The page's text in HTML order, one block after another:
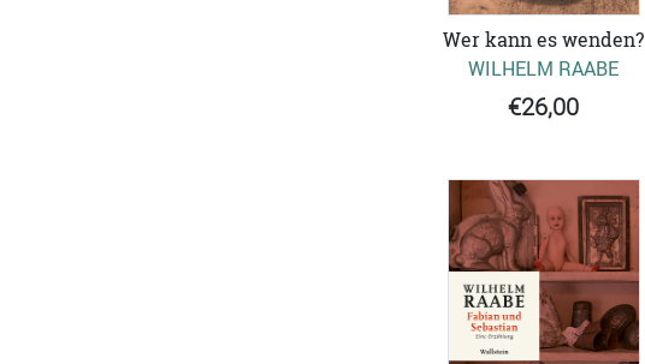
Wer kann es wenden?
WILHELM RAABE
€26,00